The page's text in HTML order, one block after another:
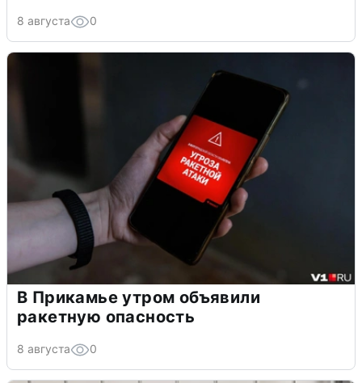
8 августа 0
В Прикамье утром объявили
ракетную опасность
8 августа 0